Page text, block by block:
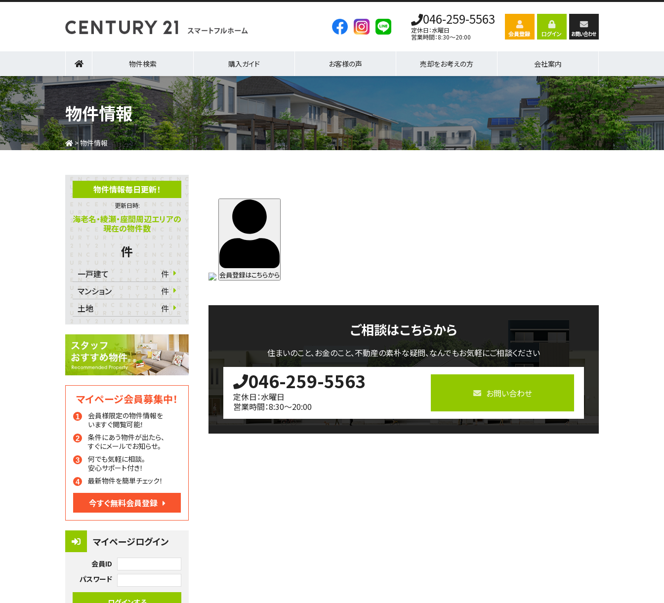
046-259-5563
定休日：水曜日
営業時間：8:30～20:00
物件検索 購入ガイド お客様の声 売却をお考えの方 会社案内
物件情報
>物件情報
物件情報毎日更新！
更新日時:
海老名・綾瀬・座間周辺エリアの
現在の物件数
件
一戸建て
件
マンション
件
土地
件
マイページ会員募集中！
会員様限定の物件情報を
いますぐ閲覧可能！
条件にあう物件が出たら、
すぐにメールでお知らせ。
何でも気軽に相談。
安心サポート付き！
最新物件を簡単チェック！
今すぐ無料会員登録
マイページログイン
会員ID
パスワード
会員登録はこちらから
ご相談はこちらから
住まいのこと、お金のこと、不動産の素朴な疑問、なんでもお気軽にご相談ください
046-259-5563
定休日：水曜日
営業時間：8:30～20:00
お問い合わせ